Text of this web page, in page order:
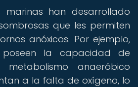
marinas han desarrollado
que les permiten
anóxicos. Por ejemplo,
poseen la capacidad de
anaeróbico
a la falta de oxígeno, lo